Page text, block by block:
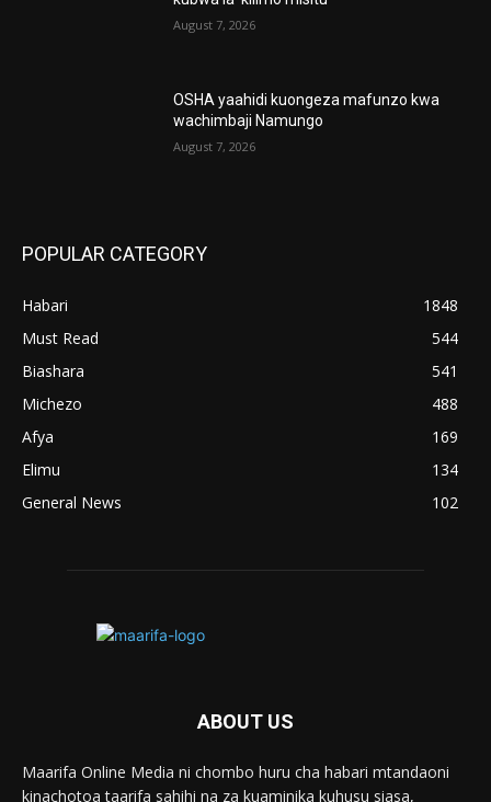
August 7, 2026
OSHA yaahidi kuongeza mafunzo kwa
wachimbaji Namungo
August 7, 2026
POPULAR CATEGORY
Habari
1848
Must Read
544
Biashara
541
Michezo
488
Afya
169
Elimu
134
General News
102
ABOUT US
Maarifa Online Media ni chombo huru cha habari mtandaoni
kinachotoa taarifa sahihi na za kuaminika kuhusu siasa,